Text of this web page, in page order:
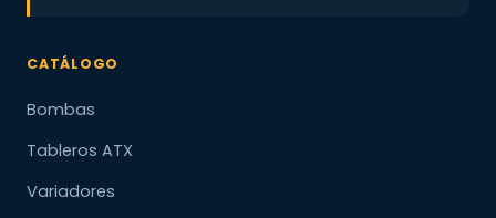
CATÁLOGO
Bombas
Tableros ATX
Variadores